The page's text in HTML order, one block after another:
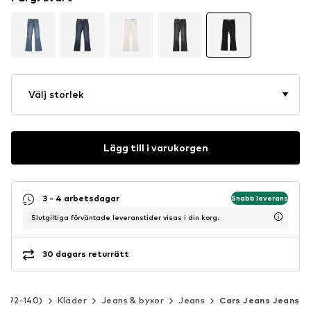
Välj storlek
Lägg till i varukorgen
3 - 4 arbetsdagar Snabb leverans
Slutgiltiga förväntade leveranstider visas i din korg.
30 dagars returrätt
92-140) Kläder Jeans & byxor Jeans Cars Jeans Jeans